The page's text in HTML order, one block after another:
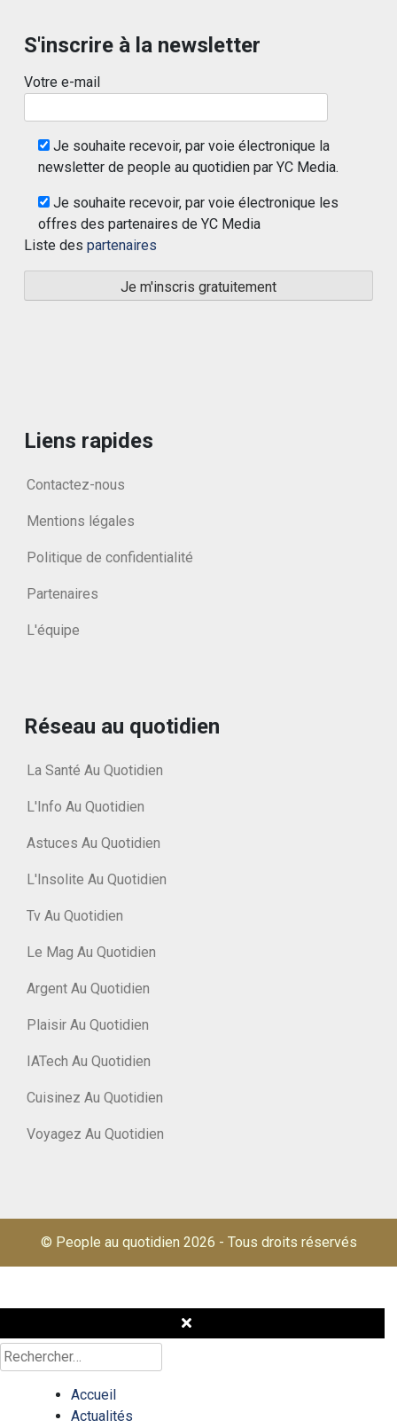
S'inscrire à la newsletter
Votre e-mail
Je souhaite recevoir, par voie électronique la
newsletter de people au quotidien par YC Media.
Je souhaite recevoir, par voie électronique les
offres des partenaires de YC Media
Liste des partenaires
Liens rapides
Contactez-nous
Mentions légales
Politique de confidentialité
Partenaires
L'équipe
Réseau au quotidien
La Santé Au Quotidien
L'Info Au Quotidien
Astuces Au Quotidien
L'Insolite Au Quotidien
Tv Au Quotidien
Le Mag Au Quotidien
Argent Au Quotidien
Plaisir Au Quotidien
IATech Au Quotidien
Cuisinez Au Quotidien
Voyagez Au Quotidien
© People au quotidien 2026 - Tous droits réservés
Rechercher :
Accueil
Actualités